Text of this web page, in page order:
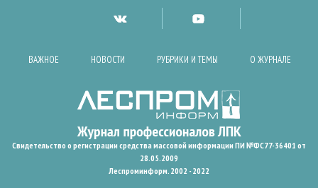
ВАЖНОЕ НОВОСТИ РУБРИКИ И ТЕМЫ О ЖУРНАЛЕ
Свидетельство о регистрации средства массовой информации ПИ №ФС77-36401 от
28.05.2009
Леспроминформ. 2002 - 2022